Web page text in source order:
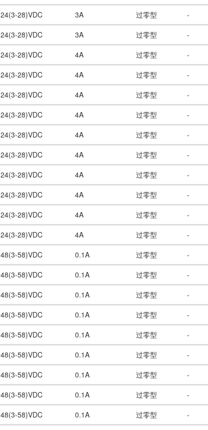
24(3-28)VDC 3A 过零型
-
24(3-28)VDC 3A 过零型
-
24(3-28)VDC 4A 过零型
-
24(3-28)VDC 4A 过零型
-
24(3-28)VDC 4A 过零型
-
24(3-28)VDC 4A 过零型
-
24(3-28)VDC 4A 过零型
-
24(3-28)VDC 4A 过零型
-
24(3-28)VDC 4A 过零型
-
24(3-28)VDC 4A 过零型
-
24(3-28)VDC 4A 过零型
-
24(3-28)VDC 4A 过零型
-
48(3-58)VDC 0.1A 过零型
-
48(3-58)VDC 0.1A 过零型
-
48(3-58)VDC 0.1A 过零型
-
48(3-58)VDC 0.1A 过零型
-
48(3-58)VDC 0.1A 过零型
-
48(3-58)VDC 0.1A 过零型
-
48(3-58)VDC 0.1A 过零型
-
48(3-58)VDC 0.1A 过零型
-
48(3-58)VDC 0.1A 过零型
-